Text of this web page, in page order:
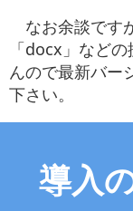
なお余談です
「docx」など
んので最新バー
下さい。
導入